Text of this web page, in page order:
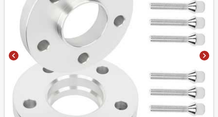
chevron_left chevron_right